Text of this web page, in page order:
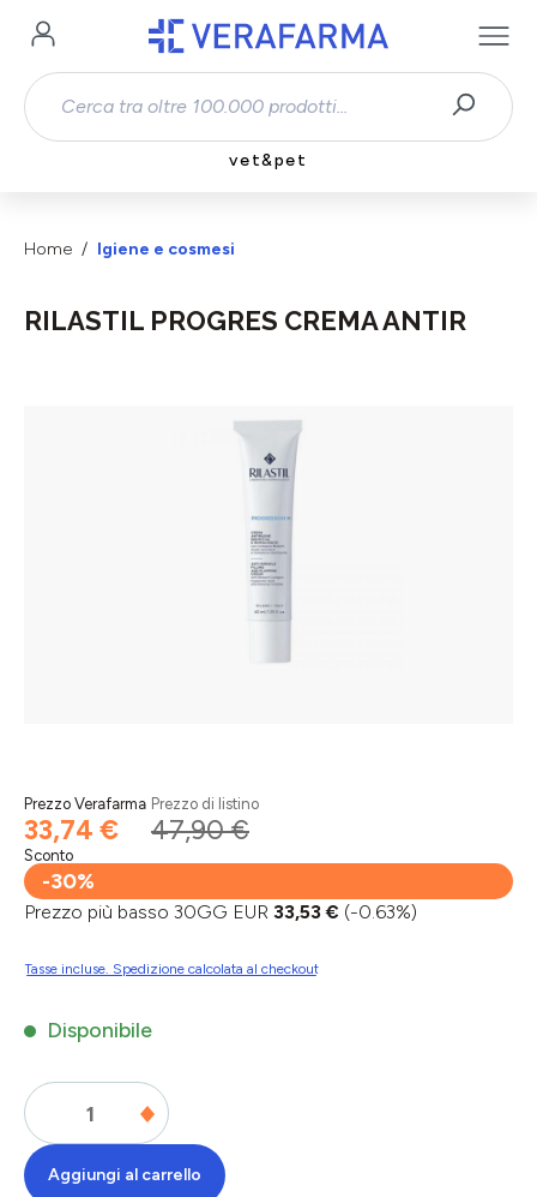
Passa al contenuto principale
vet&pet
Home Igiene e cosmesi
RILASTIL PROGRES CREMA ANTIR
Prezzo Verafarma
33,74 €
Prezzo di listino
47,90 €
Sconto
-30%
Prezzo più basso 30GG EUR 33,53 € (-0.63%)
Tasse incluse. Spedizione calcolata al checkout
Disponibile
Aggiungi al carrello